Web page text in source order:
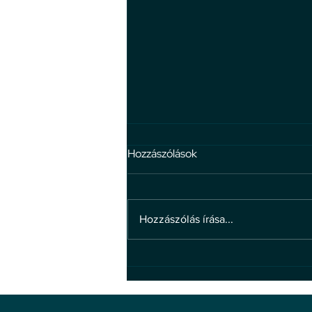
kapcsolatban
Hozzászólások
Hozzászólás írása...